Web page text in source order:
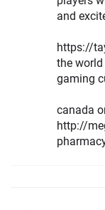
and
https://
the world to play. The
gaming
canada
http://